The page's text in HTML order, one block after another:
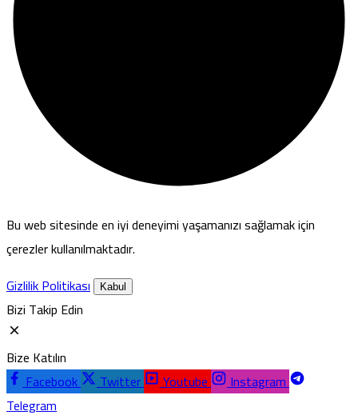
Bu web sitesinde en iyi deneyimi yaşamanızı sağlamak için
çerezler kullanılmaktadır.
Gizlilik Politikası
Kabul
Bizi Takip Edin
Bize Katılın
Facebook
Twitter Youtube
Instagram
Telegram